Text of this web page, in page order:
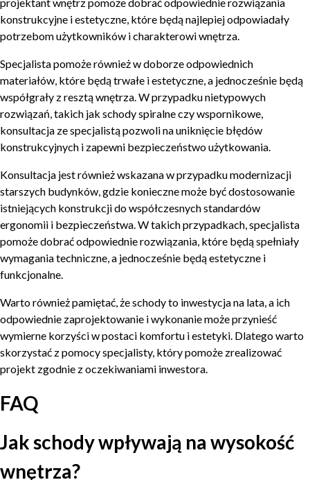
konstrukcyjne i estetyczne, które będą najlepiej odpowiadały
potrzebom użytkowników i charakterowi wnętrza.
Specjalista pomoże również w doborze odpowiednich
materiałów, które będą trwałe i estetyczne, a jednocześnie będą
współgrały z resztą wnętrza. W przypadku nietypowych
rozwiązań, takich jak schody spiralne czy wspornikowe,
konsultacja ze specjalistą pozwoli na uniknięcie błędów
konstrukcyjnych i zapewni bezpieczeństwo użytkowania.
Konsultacja jest również wskazana w przypadku modernizacji
starszych budynków, gdzie konieczne może być dostosowanie
istniejących konstrukcji do współczesnych standardów
ergonomii i bezpieczeństwa. W takich przypadkach, specjalista
pomoże dobrać odpowiednie rozwiązania, które będą spełniały
wymagania techniczne, a jednocześnie będą estetyczne i
funkcjonalne.
Warto również pamiętać, że schody to inwestycja na lata, a ich
odpowiednie zaprojektowanie i wykonanie może przynieść
wymierne korzyści w postaci komfortu i estetyki. Dlatego warto
skorzystać z pomocy specjalisty, który pomoże zrealizować
projekt zgodnie z oczekiwaniami inwestora.
FAQ
Jak schody wpływają na wysokość
wnętrza?